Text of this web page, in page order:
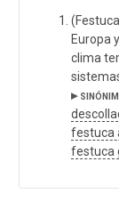
Europa
clima
▸
festuca
festuca